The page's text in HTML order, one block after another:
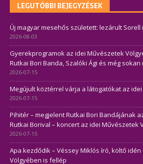
LEGUTÓBBI BEJEGYZÉSEK
Új magyar mesehős született: lezárult
2026-08-03
Gyerekprogramok az idei Művészetek
Rutkai Bori Banda, Szalóki Ági és még sokan
2026-07-15
Megújult köztérrel várja a látogatókat az
2026-07-15
Pihitér – megjelent Rutkai Bori Bandájának
Rutkai Borival – koncert az idei Művészetek
2026-07-15
Apa kezdődik – Véssey Miklós író, költő
Völgyében is fellép